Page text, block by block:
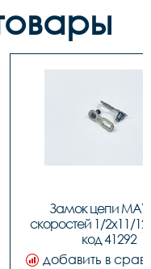
Замок цепи
скоростей 1/2x11/
код 41292
добавить в